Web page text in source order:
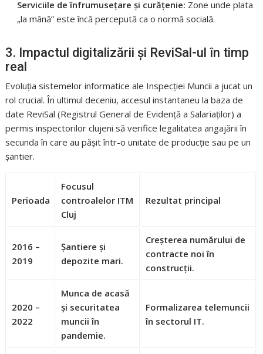
Serviciile de înfrumusețare și curățenie: Zone unde plata
„la mână” este încă percepută ca o normă socială.
3. Impactul digitalizării și ReviSal-ul în timp
real
Evoluția sistemelor informatice ale Inspecției Muncii a jucat un
rol crucial. În ultimul deceniu, accesul instantaneu la baza de
date ReviSal (Registrul General de Evidență a Salariaților) a
permis inspectorilor clujeni să verifice legalitatea angajării în
secunda în care au pășit într-o unitate de producție sau pe un
șantier.
Perioada
Focusul
controalelor ITM
Cluj
Rezultat principal
2016 –
2019
Șantiere și
depozite mari.
Creșterea numărului de
contracte noi în
construcții.
2020 –
2022
Munca de acasă
și securitatea
muncii în
pandemie.
Formalizarea telemuncii
în sectorul IT.